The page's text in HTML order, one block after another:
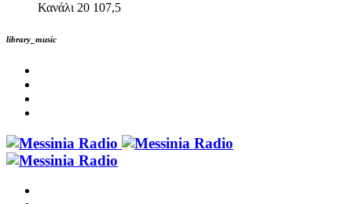
Κανάλι 20 107,5
library_music